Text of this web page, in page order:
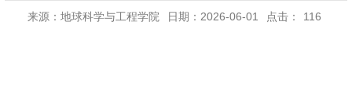
来源：地球科学与工程学院 日期：2026-06-01 点击： 116